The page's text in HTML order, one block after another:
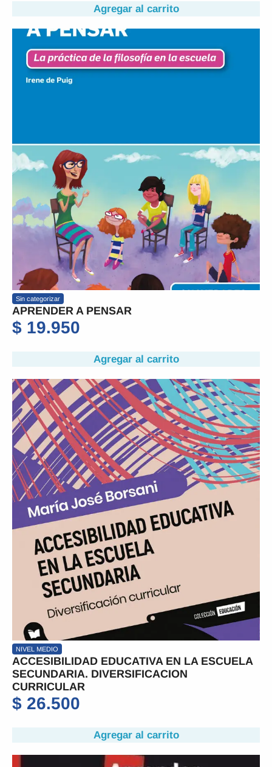
Agregar al carrito
Sin categorizar
APRENDER A PENSAR
$ 19.950
Agregar al carrito
NIVEL MEDIO
ACCESIBILIDAD EDUCATIVA EN LA ESCUELA
SECUNDARIA. DIVERSIFICACION
CURRICULAR
$ 26.500
Agregar al carrito